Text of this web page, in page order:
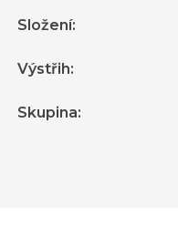
Složení:
Výstřih:
Skupina: